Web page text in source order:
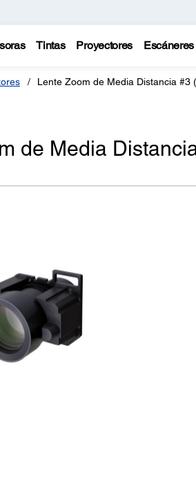
Tintas Proyectores Escáneres
Lente Zoom de Media Distancia #3
de Media